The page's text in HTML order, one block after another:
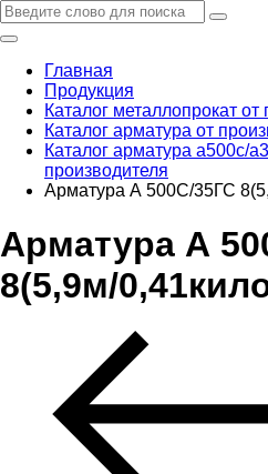
Главная
Продукция
Каталог металлопрокат от
Каталог арматура от
Каталог арматура а500с/
производителя
Арматура А 500С/35ГС
Арматура А
8(5,9м/